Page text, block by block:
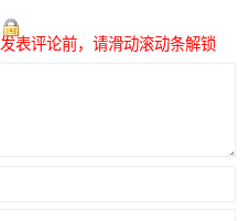
发表评论前，请滑动滚动条解锁